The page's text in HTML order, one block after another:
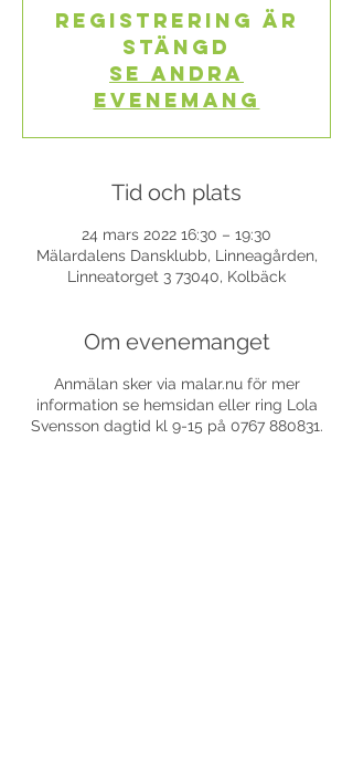
Registrering är
stängd
Se andra
evenemang
Tid och plats
24 mars 2022 16:30 – 19:30
Mälardalens Dansklubb, Linneagården,
Linneatorget 3 73040, Kolbäck
Om evenemanget
Anmälan sker via malar.nu för mer
information se hemsidan eller ring Lola
Svensson dagtid kl 9-15 på 0767 880831.